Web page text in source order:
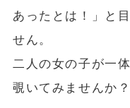
あったとは！」と
せん。
二人の女の子が一
覗いてみませんか？